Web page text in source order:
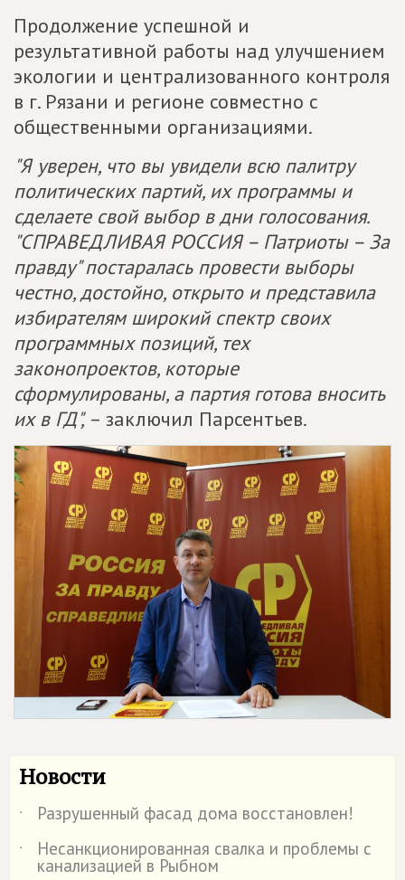
Продолжение успешной и
результативной работы над улучшением
экологии и централизованного контроля
в г. Рязани и регионе совместно с
общественными организациями.
"Я уверен, что вы увидели всю палитру
политических партий, их программы и
сделаете свой выбор в дни голосования.
"СПРАВЕДЛИВАЯ РОССИЯ – Патриоты – За
правду" постаралась провести выборы
честно, достойно, открыто и представила
избирателям широкий спектр своих
программных позиций, тех
законопроектов, которые
сформулированы, а партия готова вносить
их в ГД",– заключил Парсентьев.
Новости
˙
Разрушенный фасад дома восстановлен!
˙
Несанкционированная свалка и проблемы с
канализацией в Рыбном